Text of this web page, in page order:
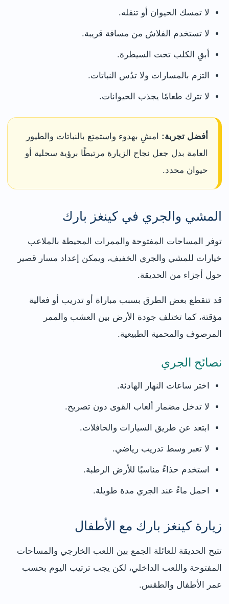
لا تمسك الحيوان أو تنقله.
لا تستخدم الفلاش من مسافة قريبة.
أبقِ الكلب تحت السيطرة.
التزم بالمسارات ولا تدُس النباتات.
لا تترك طعامًا يجذب الحيوانات.
أفضل تجربة: امشِ بهدوء واستمتع بالنباتات والطيور
العامة بدل جعل نجاح الزيارة مرتبطًا برؤية سحلية أو
حيوان محدد.
المشي والجري في كينغز بارك
توفر المساحات المفتوحة والممرات المحيطة بالملاعب
خيارات للمشي والجري الخفيف، ويمكن إعداد مسار قصير
حول أجزاء من الحديقة.
قد تنقطع بعض الطرق بسبب مباراة أو تدريب أو فعالية
مؤقتة، كما تختلف جودة الأرض بين العشب والممر
المرصوف والمحمية الطبيعية.
نصائح الجري
اختر ساعات النهار الهادئة.
لا تدخل مضمار ألعاب القوى دون تصريح.
ابتعد عن طريق السيارات والحافلات.
لا تعبر وسط تدريب رياضي.
استخدم حذاءً مناسبًا للأرض الرطبة.
احمل ماءً عند الجري مدة طويلة.
زيارة كينغز بارك مع الأطفال
تتيح الحديقة للعائلة الجمع بين اللعب الخارجي والمساحات
المفتوحة واللعب الداخلي، لكن يجب ترتيب اليوم بحسب
عمر الأطفال والطقس.